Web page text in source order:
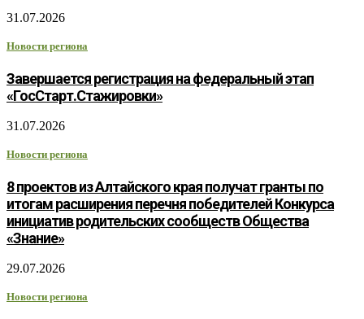
31.07.2026
Новости региона
Завершается регистрация на федеральный этап
«ГосСтарт.Стажировки»
31.07.2026
Новости региона
8 проектов из Алтайского края получат гранты по
итогам расширения перечня победителей Конкурса
инициатив родительских сообществ Общества
«Знание»
29.07.2026
Новости региона